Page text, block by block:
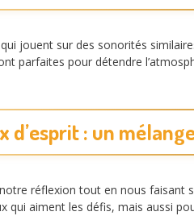
jouent sur des sonorités
parfaites pour détendre
d’esprit : un
réflexion tout en nous
aiment les défis, mais aussi